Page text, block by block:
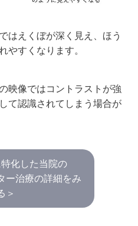
はえくぼが深く見え、ほう
やすくなります。
映像ではコントラストが強
て認識されてしまう場合が
化した当院の
ー治療の詳細をみ
＞